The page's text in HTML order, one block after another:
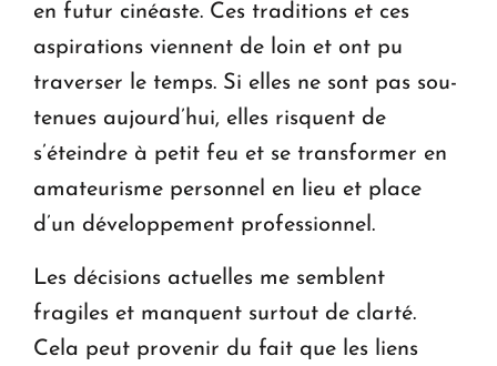
en futur cinéaste. Ces tra­ditions et ces
aspirations viennent de loin et ont pu
traverser le temps. Si elles ne sont pas sou­
tenues aujourd’hui, elles risquent de
s’éteindre à petit feu et se transformer en
amateu­risme personnel en lieu et place
d’un développement professionnel.
Les décisions actuelles me semblent
fragiles et manquent surtout de clarté.
Cela peut provenir du fait que les liens